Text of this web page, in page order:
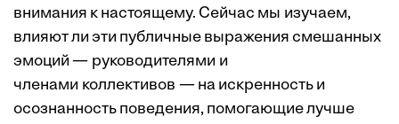
внимания к настоящему. Сейчас мы изучаем,
влияют ли эти публичные выражения смешанных
эмоций — руководителями и
членами коллективов — на искренность и
осознанность поведения, помогающие лучше